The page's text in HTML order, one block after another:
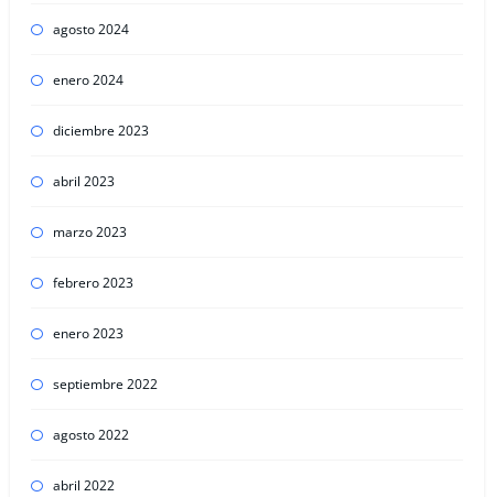
agosto 2024
enero 2024
diciembre 2023
abril 2023
marzo 2023
febrero 2023
enero 2023
septiembre 2022
agosto 2022
abril 2022